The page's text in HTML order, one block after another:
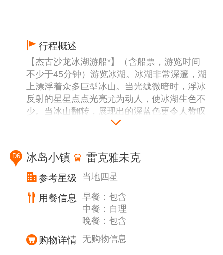
行程概述
【杰古沙龙冰湖游船*】（含船票，游览时间
不少于45分钟）游览冰湖。冰湖非常深邃，湖
上漂浮着众多巨型冰山。当光线微暗时，浮冰
反射的星星点点光亮尤为动人，使冰湖生色不
少。当冰山翻转，展现出的深蓝色更令人赞叹
不已。它是冰岛最大、最著名的冰河湖。瓦特
大量浮冰在湖中。著名的好莱坞电影“古墓丽
影”和“蝙蝠侠。开战时刻”及 007系列电影
如“择日而亡”，等都曾在此取景拍摄。
【瓦特纳冰川】观光（游览约30分钟）远观瓦
特纳冰川，这也是欧洲最大的冰川，面积
8300平方公里。仅次于南极冰川和格陵兰冰
川，但它是世界上一般游客不用进行专业训练
就可以游览的最大的冰川。如果天气允许，我
D6 冰岛小镇 雷克雅未克
参考星级 当地四星
用餐信息
早餐：包含
中餐：自理
晚餐：包含
购物详情 无购物信息